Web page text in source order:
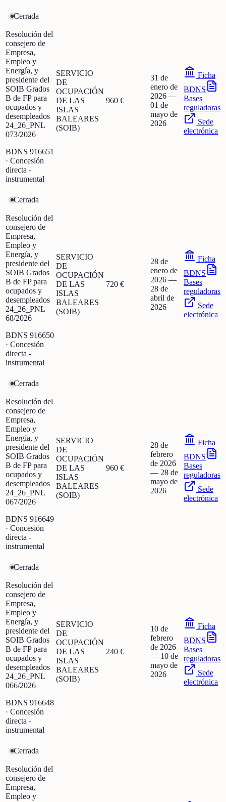
Cerrada
Resolución del
consejero de
Empresa,
Empleo y
Energía, y
presidente del
SOIB Grados
B de FP para
ocupados y
desempleados
24_26_PNL
073/2026
BDNS 916651
· Concesión
directa -
instrumental
SERVICIO
DE
OCUPACIÓN
DE LAS
ISLAS
BALEARES
(SOIB)
960 €
31 de
enero de
2026 —
01 de
mayo de
2026
Ficha
BDNS
Bases
reguladoras
Sede
electrónica
Cerrada
Resolución del
consejero de
Empresa,
Empleo y
Energía, y
presidente del
SOIB Grados
B de FP para
ocupados y
desempleados
24_26_PNL
68/2026
BDNS 916650
· Concesión
directa -
instrumental
SERVICIO
DE
OCUPACIÓN
DE LAS
ISLAS
BALEARES
(SOIB)
720 €
28 de
enero de
2026 —
28 de
abril de
2026
Ficha
BDNS
Bases
reguladoras
Sede
electrónica
Cerrada
Resolución del
consejero de
Empresa,
Empleo y
Energía, y
presidente del
SOIB Grados
B de FP para
ocupados y
desempleados
24_26_PNL
067/2026
BDNS 916649
· Concesión
directa -
instrumental
SERVICIO
DE
OCUPACIÓN
DE LAS
ISLAS
BALEARES
(SOIB)
960 €
28 de
febrero
de 2026
— 28 de
mayo de
2026
Ficha
BDNS
Bases
reguladoras
Sede
electrónica
Cerrada
Resolución del
consejero de
Empresa,
Empleo y
Energía, y
presidente del
SOIB Grados
B de FP para
ocupados y
desempleados
24_26_PNL
066/2026
BDNS 916648
· Concesión
directa -
instrumental
SERVICIO
DE
OCUPACIÓN
DE LAS
ISLAS
BALEARES
(SOIB)
240 €
10 de
febrero
de 2026
— 10 de
mayo de
2026
Ficha
BDNS
Bases
reguladoras
Sede
electrónica
Cerrada
Resolución del
consejero de
Empresa,
Empleo y